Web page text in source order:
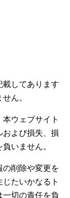
載してあります
ん。
ウェブサイト
および損失、損
いません。
の削除や変更を
たいかなるト
切の責任を負